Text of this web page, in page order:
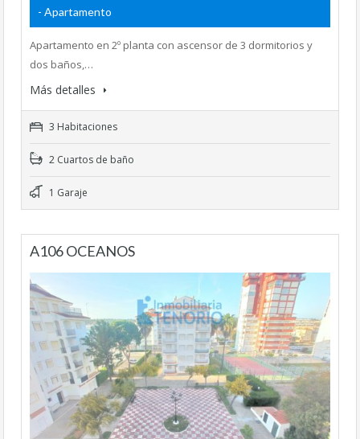
- Apartamento
Apartamento en 2º planta con ascensor de 3 dormitorios y
dos baños,…
Más detalles
3 Habitaciones
2 Cuartos de baño
1 Garaje
A106 OCEANOS